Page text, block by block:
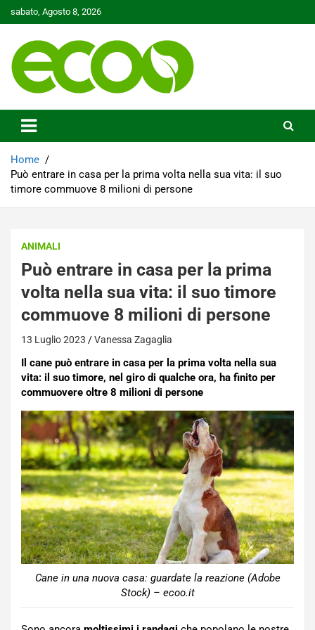
to
sabato, Agosto 8, 2026
Ecoo.it
Home
Può entrare in casa per la prima volta nella sua vita: il suo
timore commuove 8 milioni di persone
ANIMALI
Può entrare in casa per la prima
volta nella sua vita: il suo timore
commuove 8 milioni di persone
13 Luglio 2023 Vanessa Zagaglia
Il cane può entrare in casa per la prima volta nella sua
vita: il suo timore, nel giro di qualche ora, ha finito per
commuovere oltre 8 milioni di persone
Cane in una nuova casa: guardate la reazione (Adobe
Stock) – ecoo.it